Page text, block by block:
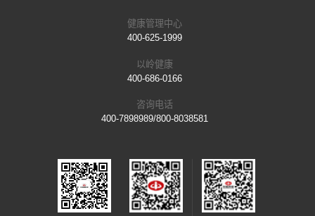
健康管理中心
400-625-1999
以岭健康
400-686-0166
咨询电话
400-7898989/800-8038581